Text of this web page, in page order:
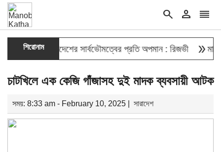
search person reorder
শিরোনাম
বাংলাদেশের সার্বভৌমত্বের প্রতি অপমান : রিজভী double_arrowমাহবুব আলী
চাটখিলে এক কেজি গাঁজাসহ দুই মাদক ব্যবসায়ী আটক
সময়: 8:33 am - February 10, 2025 | সারাদেশ